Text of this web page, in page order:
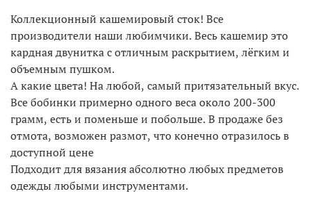
Коллекционный кашемировый сток! Все
производители наши любимчики. Весь кашемир это
кардная двунитка с отличным раскрытием, лёгким и
объемным пушком.
А какие цвета! На любой, самый притязательный вкус.
Все бобинки примерно одного веса около 200-300
грамм, есть и поменьше и побольше. В продаже без
отмота, возможен размот, что конечно отразилось в
доступной цене
Подходит для вязания абсолютно любых предметов
одежды любыми инструментами.